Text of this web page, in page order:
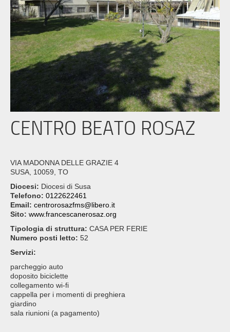
CENTRO BEATO ROSAZ
VIA MADONNA DELLE GRAZIE 4
SUSA, 10059, TO
Diocesi: Diocesi di Susa
Telefono: 0122622461
Email: centrorosazfms@libero.it
Sito: www.francescanerosaz.org
Tipologia di struttura: CASA PER FERIE
Numero posti letto: 52
Servizi:
parcheggio auto
doposito biciclette
collegamento wi-fi
cappella per i momenti di preghiera
giardino
sala riunioni (a pagamento)